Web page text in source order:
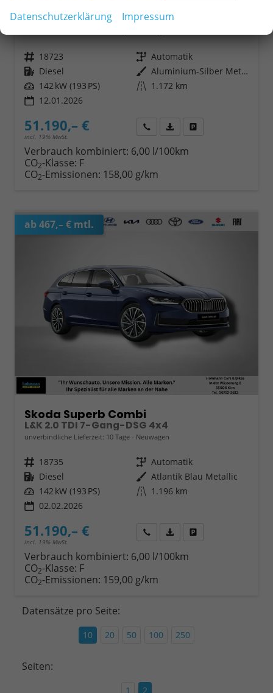
Skoda Superb Combi
Sportline 2.0 TDI 7-Gang-DSG 4x4
Fahrzeugnr. 18723 Getriebe Automatik
Kraftstoff Diesel Außenfarbe
Aluminium-Silber Metalilc
Leistung 142 kW (193 PS) Kilometerstand 1.172 km
12.01.2026
51.190,– €
incl. 19% MwSt.
Wir rufen Sie anFahrzeugexposé (PDF)
Verbrauch kombiniert: 6,00 l/100km
CO2-Klasse: F
CO2-Emissionen: 158,00 g/km
ab 467,– € mtl.
Skoda Superb Combi
L&K 2.0 TDI 7-Gang-DSG 4x4
unverbindliche Lieferzeit: 10 Tage Neuwagen
Fahrzeugnr. 18735 Getriebe Automatik
Kraftstoff Diesel Außenfarbe Atlantik Blau Metallic
Leistung 142 kW (193 PS) Kilometerstand 1.196 km
02.02.2026
51.190,– €
incl. 19% MwSt.
Wir rufen Sie anFahrzeugexposé (PDF)
Verbrauch kombiniert: 6,00 l/100km
CO2-Klasse: F
CO2-Emissionen: 159,00 g/km
Datensätze pro Seite:
10 20 50 100 250
Seiten:
1 2
Datenschutzerklärung Impressum